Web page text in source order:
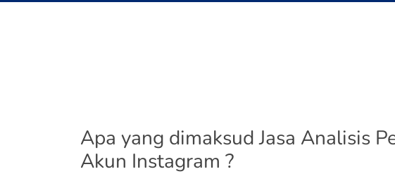
Apa yang dimaksud Jasa Analisis
Akun Instagram ?